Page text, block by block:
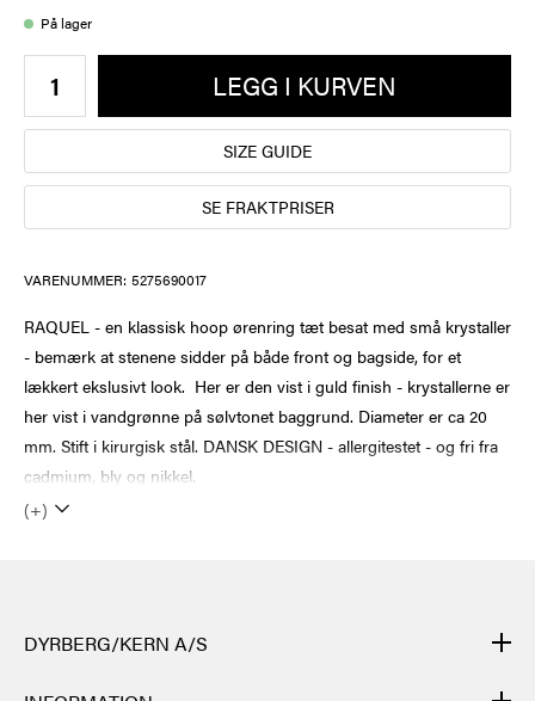
På lager
LEGG I KURVEN
SIZE GUIDE
SE FRAKTPRISER
VARENUMMER: 5275690017
RAQUEL - en klassisk hoop ørenring tæt besat med små krystaller
- bemærk at stenene sidder på både front og bagside, for et
lækkert ekslusivt look. Her er den vist i guld finish - krystallerne er
her vist i vandgrønne på sølvtonet baggrund. Diameter er ca 20
mm. Stift i kirurgisk stål. DANSK DESIGN - allergitestet - og fri fra
cadmium, bly og nikkel.
(+)
DYRBERG/KERN A/S
DYRBERG/KERNs produkter er håndlagde og gjennomgår mange